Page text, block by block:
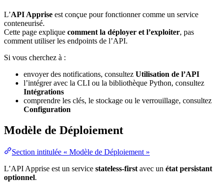
L’API Apprise est conçue pour fonctionner comme un service
conteneurisé.
Cette page explique comment la déployer et l’exploiter, pas
comment utiliser les endpoints de l’API.
Si vous cherchez à :
envoyer des notifications, consultez Utilisation de l’API
l’intégrer avec la CLI ou la bibliothèque Python, consultez
Intégrations
comprendre les clés, le stockage ou le verrouillage, consultez
Configuration
Modèle de Déploiement
Section intitulée « Modèle de Déploiement »
L’API Apprise est un service stateless-first avec un état persistant
optionnel.